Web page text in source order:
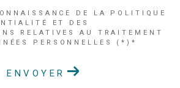
DE LA POLITIQUE
ET DES
RELATIVES AU TRAITEMENT
PERSONNELLES (*)*
ENVOYER